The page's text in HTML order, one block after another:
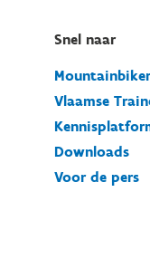
Snel naar
Vlaamse
Downloads
Voor de pers